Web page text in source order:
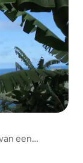
een